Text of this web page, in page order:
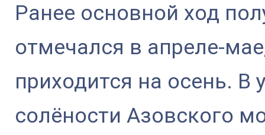
Ранее основной ход
отмечался в апреле-
приходится на осень.
солёности Азовского